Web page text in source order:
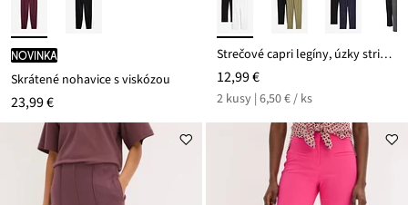
novinka
Skrátené nohavice s viskózou
23,99 €
Strečové capri legíny, úzky strih (2 ks)
12,99 €
2 kusy | 6,50 € / ks